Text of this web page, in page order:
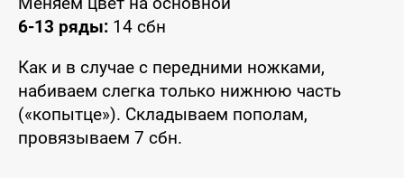
6-13 ряды: 14 сбн
Как и в случае с передними ножками,
набиваем слегка только нижнюю часть
(«копытце»). Складываем пополам,
провязываем 7 сбн.